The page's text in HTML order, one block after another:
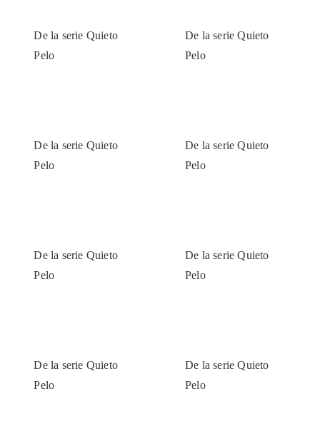
De la serie Quieto
Pelo
De la serie Quieto
Pelo
De la serie Quieto
Pelo
De la serie Quieto
Pelo
De la serie Quieto
Pelo
De la serie Quieto
Pelo
De la serie Quieto
Pelo
De la serie Quieto
Pelo